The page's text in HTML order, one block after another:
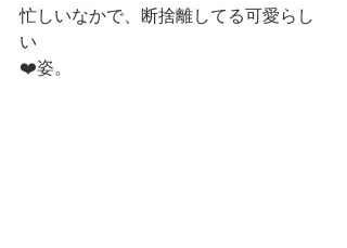
忙しいなかで、断捨離してる可愛らし
い
❤️姿。